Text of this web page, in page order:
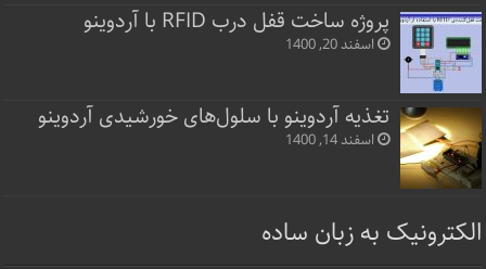
پروژه ساخت قفل‌ درب RFID با آردوینو
اسفند 20, 1400
تغذیه آردوینو با سلول‌های خورشیدی آردوینو
اسفند 14, 1400
الکترونیک به زبان ساده